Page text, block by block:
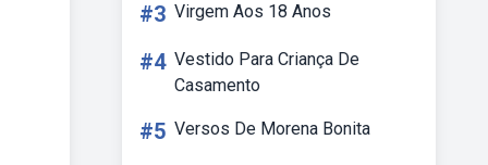
#3 Virgem Aos 18 Anos
#4 Vestido Para Criança De
Casamento
#5 Versos De Morena Bonita